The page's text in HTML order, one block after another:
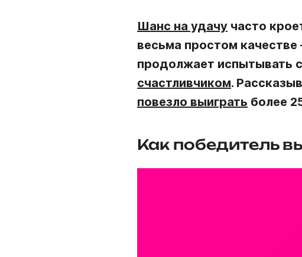
Шанс на удачу часто
весьма простом качестве
продолжает испытывать
счастливчиком.
повезло выиграть более
Как победитель